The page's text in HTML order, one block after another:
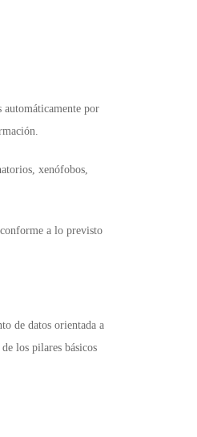
por
xenófobos,
a lo previsto
de datos orientada a
los pilares básicos